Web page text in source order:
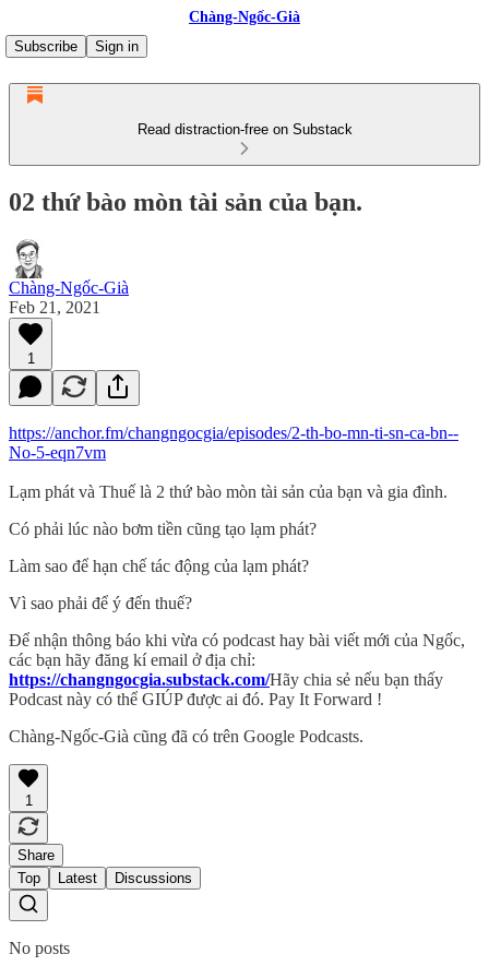
Chàng-Ngốc-Già
Subscribe
Sign in
Read distraction-free on Substack
02 thứ bào mòn tài sản của bạn.
Chàng-Ngốc-Già
Feb 21, 2021
1
https://anchor.fm/changngocgia/episodes/2-th-bo-mn-ti-sn-ca-bn--
No-5-eqn7vm
Lạm phát và Thuế là 2 thứ bào mòn tài sản của bạn và gia đình.
Có phải lúc nào bơm tiền cũng tạo lạm phát?
Làm sao để hạn chế tác động của lạm phát?
Vì sao phải để ý đến thuế?
Để nhận thông báo khi vừa có podcast hay bài viết mới của Ngốc,
các bạn hãy đăng kí email ở địa chỉ:
https://changngocgia.substack.com/Hãy chia sẻ nếu bạn thấy
Podcast này có thể GIÚP được ai đó. Pay It Forward !
Chàng-Ngốc-Già cũng đã có trên Google Podcasts.
1
Share
Top
Latest Discussions
No posts